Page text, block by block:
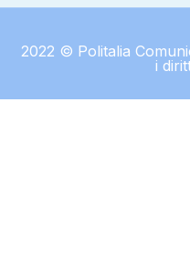
2022 © Politalia
i